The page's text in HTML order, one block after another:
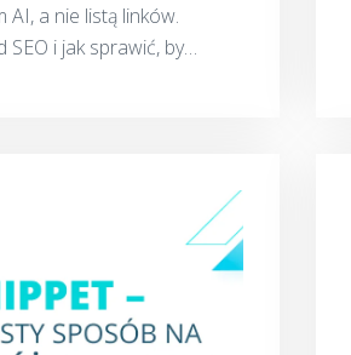
a nie listą linków.
SEO i jak sprawić, by